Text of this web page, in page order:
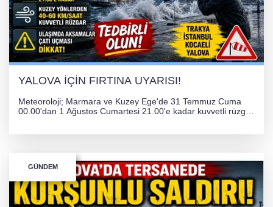
YALOVA İÇİN FIRTINA UYARISI!
Meteoroloji; Marmara ve Kuzey Ege'de 31 Temmuz Cuma
00.00'dan 1 Ağustos Cumartesi 21.00'e kadar kuvvetli rüzgar
GÜNDEM